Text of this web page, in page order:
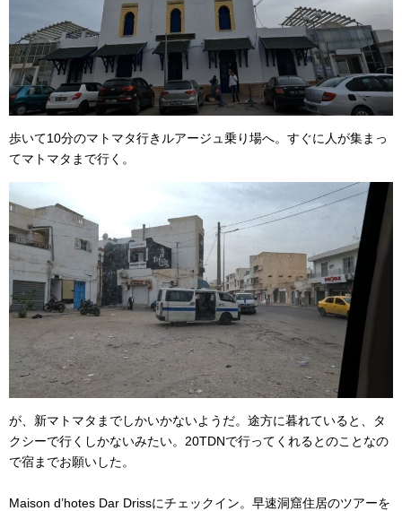
歩いて10分のマトマタ行きルアージュ乗り場へ。すぐに人が集まっ
てマトマタまで行く。
が、新マトマタまでしかいかないようだ。途方に暮れていると、タ
クシーで行くしかないみたい。20TDNで行ってくれるとのことなの
で宿までお願いした。
Maison d’hotes Dar Drissにチェックイン。早速洞窟住居のツアーを